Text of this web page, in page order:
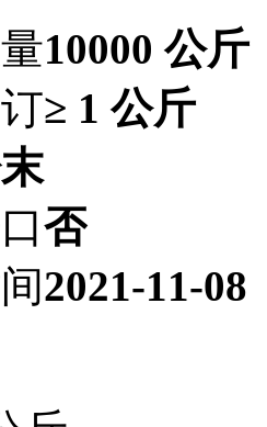
10000 公斤
≥ 1 公斤
否
2021-11-08